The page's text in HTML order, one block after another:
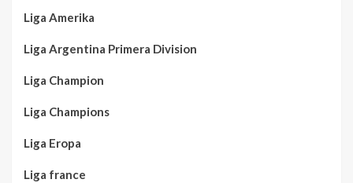
Liga Amerika
Liga Argentina Primera Division
Liga Champion
Liga Champions
Liga Eropa
Liga france